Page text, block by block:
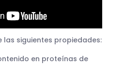
las siguientes propiedades:
en proteínas de